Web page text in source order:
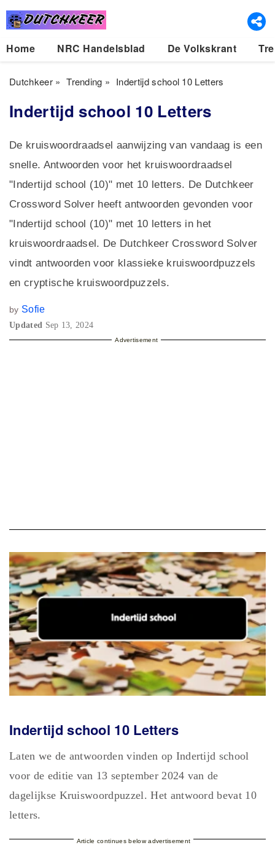
Home NRC Handelsblad De Volkskrant
Dutchkeer» Trending » Indertijd school 10 Letters
Indertijd school 10 Letters
De kruiswoordraadsel aanwijzing van vandaag is een
snelle. Antwoorden voor het kruiswoordraadsel
"Indertijd school (10)" met 10 letters. De Dutchkeer
Crossword Solver heeft antwoorden gevonden voor
"Indertijd school (10)" met 10 letters in het
kruiswoordraadsel. De Dutchkeer Crossword Solver
vindt antwoorden voor klassieke kruiswoordpuzzels
en cryptische kruiswoordpuzzels.
by Sofie
Updated Sep 13, 2024
Advertisement
Indertijd school 10 Letters
Laten we de antwoorden vinden op Indertijd school
voor de editie van 13 september 2024 van de
dagelijkse Kruiswoordpuzzel. Het antwoord bevat 10
letters.
Article continues below advertisement